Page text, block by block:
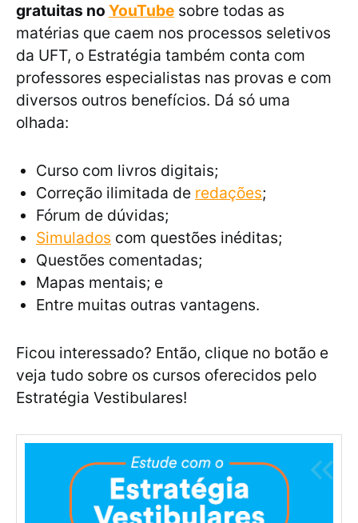
gratuitas no YouTube sobre todas as
matérias que caem nos processos seletivos
da UFT, o Estratégia também conta com
professores especialistas nas provas e com
diversos outros benefícios. Dá só uma
olhada:
Curso com livros digitais;
Correção ilimitada de redações;
Fórum de dúvidas;
Simulados com questões inéditas;
Questões comentadas;
Mapas mentais; e
Entre muitas outras vantagens.
Ficou interessado? Então, clique no botão e
veja tudo sobre os cursos oferecidos pelo
Estratégia Vestibulares!